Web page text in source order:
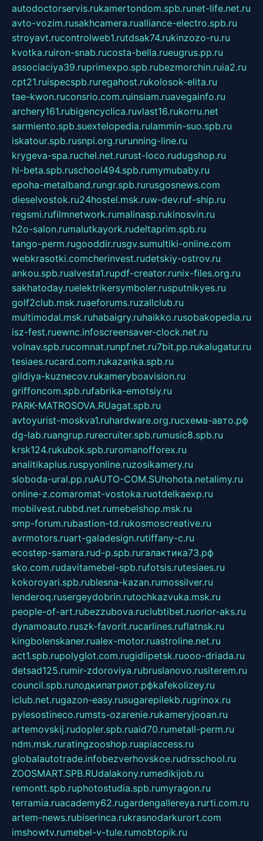
autodoctorservis.rukamertondom.spb.runet-life.net.ru
avto-vozim.rusakhcamera.rualliance-electro.spb.ru
stroyavt.rucontrolweb1.rutdsak74.rukinzozo-ru.ru
kvotka.ruiron-snab.rucosta-bella.rueugrus.pp.ru
associaciya39.ruprimexpo.spb.rubezmorchin.ruia2.ru
cpt21.ruispecspb.ruregahost.rukolosok-elita.ru
tae-kwon.ruconsrio.com.ruinsiam.ruavegainfo.ru
archery161.rubigencyclica.ruvlast16.rukorru.net
sarmiento.spb.suextelopedia.rulammin-suo.spb.ru
iskatour.spb.rusnpi.org.rurunning-line.ru
krygeva-spa.ruchel.net.rurust-loco.rudugshop.ru
hl-beta.spb.ruschool494.spb.rumymubaby.ru
epoha-metalband.rungr.spb.rurusgosnews.com
dieselvostok.ru24hostel.msk.ruw-dev.ruf-ship.ru
regsmi.rufilmnetwork.rumalinasp.rukinosvin.ru
h2o-salon.rumalutkayork.rudeltaprim.spb.ru
tango-perm.rugooddir.rusgv.sumultiki-online.com
webkrasotki.comcherinvest.rudetskiy-ostrov.ru
ankou.spb.rualvesta1.rupdf-creator.runix-files.org.ru
sakhatoday.ruelektrikersymboler.rusputnikyes.ru
golf2club.msk.ruaeforums.ruzallclub.ru
multimodal.msk.ruhabaigry.ruhaikko.rusobakopedia.ru
isz-fest.ruewnc.infoscreensaver-clock.net.ru
volnav.spb.rucomnat.runpf.net.ru7bit.pp.rukalugatur.ru
tesiaes.rucard.com.rukazanka.spb.ru
gildiya-kuznecov.rukameryboavision.ru
griffoncom.spb.rufabrika-emotsiy.ru
PARK-MATROSOVA.RUagat.spb.ru
avtoyurist-moskva1.ruhardware.org.ruсхема-авто.рф
dg-lab.ruangrup.rurecruiter.spb.rumusic8.spb.ru
krsk124.rukubok.spb.ruromanofforex.ru
analitikaplus.ruspyonline.ruzosikamery.ru
sloboda-ural.pp.ruAUTO-COM.SUhohota.netalimy.ru
online-z.comaromat-vostoka.ruotdelkaexp.ru
mobilvest.rubbd.net.rumebelshop.msk.ru
smp-forum.rubastion-td.rukosmoscreative.ru
avrmotors.ruart-galadesign.rutiffany-c.ru
ecostep-samara.rud-p.spb.ruгалактика73.рф
sko.com.rudavitamebel-spb.rufotsis.rutesiaes.ru
kokoroyari.spb.rublesna-kazan.rumossilver.ru
lenderoq.rusergeydobrin.rutochkazvuka.msk.ru
people-of-art.rubezzubova.ruclubtibet.ruorior-aks.ru
dynamoauto.ruszk-favorit.rucarlines.ruflatnsk.ru
kingbolenskaner.rualex-motor.ruastroline.net.ru
act1.spb.rupolyglot.com.rugidlipetsk.ruooo-driada.ru
detsad125.rumir-zdoroviya.rubruslanovo.rusiterem.ru
council.spb.ruлодкипатриот.рфkafekolizey.ru
iclub.net.rugazon-easy.rusugarepilekb.rugrinox.ru
pylesostineco.rumsts-ozarenie.rukameryjooan.ru
artemovskij.rudopler.spb.ruaid70.rumetall-perm.ru
ndm.msk.ruratingzooshop.ruapiaccess.ru
globalautotrade.infobezverhovskoe.rudrsschool.ru
ZOOSMART.SPB.RUdalakony.rumedikijob.ru
remontt.spb.ruphotostudia.spb.rumyragon.ru
terramia.ruacademy62.rugardengallereya.rurti.com.ru
artem-news.rubiserinca.rukrasnodarkurort.com
imshowtv.rumebel-v-tule.rumobtopik.ru